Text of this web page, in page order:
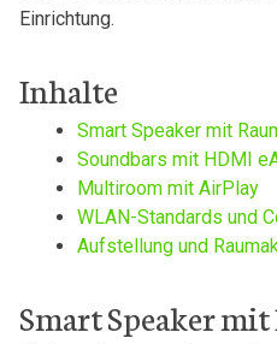
Einrichtung.
Inhalte
Smart‌ Speaker mit
Soundbars mit ‌HDMI
Multiroom mit AirPlay
WLAN-Standards und​
Aufstellung und
Smart⁣ Speaker